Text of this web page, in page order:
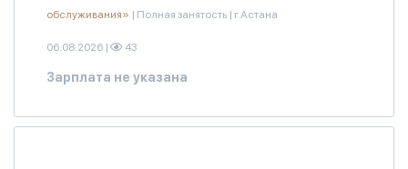
обслуживания» | Полная занятость | г.Астана
06.08.2026 | 43
Зарплата не указана